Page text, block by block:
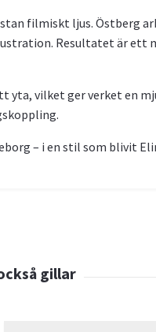
filmiskt ljus. Östberg
Resultatet är ett
vilket ger verket en
– i en stil som blivit